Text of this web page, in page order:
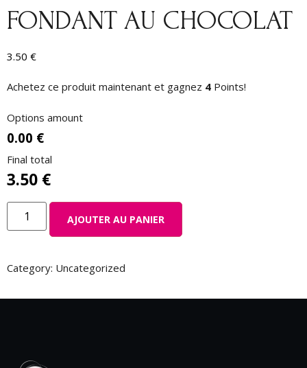
FONDANT AU CHOCOLAT
3.50 €
Achetez ce produit maintenant et gagnez 4 Points!
Options amount
0.00 €
Final total
3.50 €
AJOUTER AU PANIER
Category: Uncategorized